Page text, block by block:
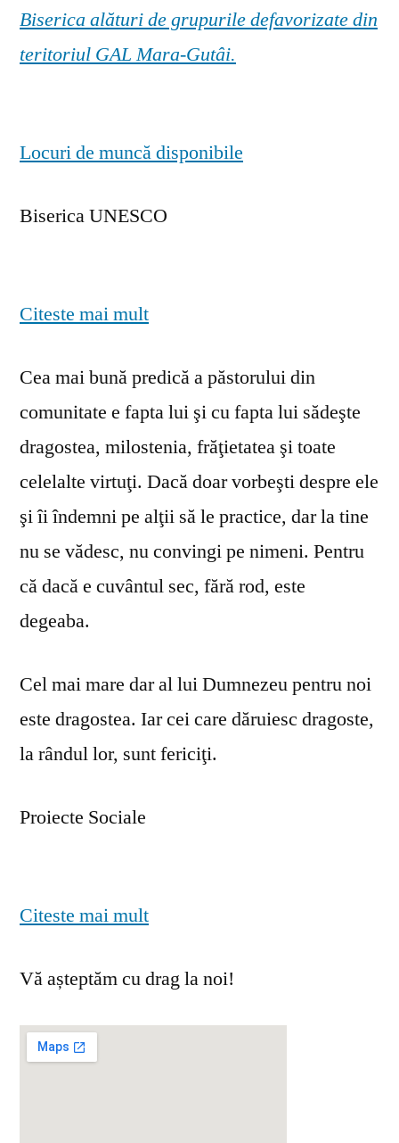
Biserica alături de grupurile defavorizate din
teritoriul GAL Mara-Gutâi.
Locuri de muncă disponibile
Biserica UNESCO
Citeste mai mult
Cea mai bună predică a păstorului din
comunitate e fapta lui şi cu fapta lui sădeşte
dragostea, milostenia, frăţietatea şi toate
celelalte virtuţi. Dacă doar vorbeşti despre ele
şi îi îndemni pe alţii să le practice, dar la tine
nu se vă­desc, nu convingi pe nimeni. Pentru
că dacă e cuvântul sec, fără rod, este
degeaba.
Cel mai mare dar al lui Dumnezeu pentru noi
este dragostea. Iar cei care dăruiesc dragoste,
la rândul lor, sunt fericiţi.
Proiecte Sociale
Citeste mai mult
Vă așteptăm cu drag la noi!